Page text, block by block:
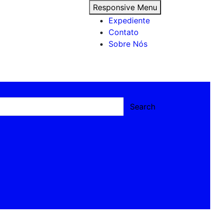
Responsive Menu
Expediente
Contato
Sobre Nós
Search